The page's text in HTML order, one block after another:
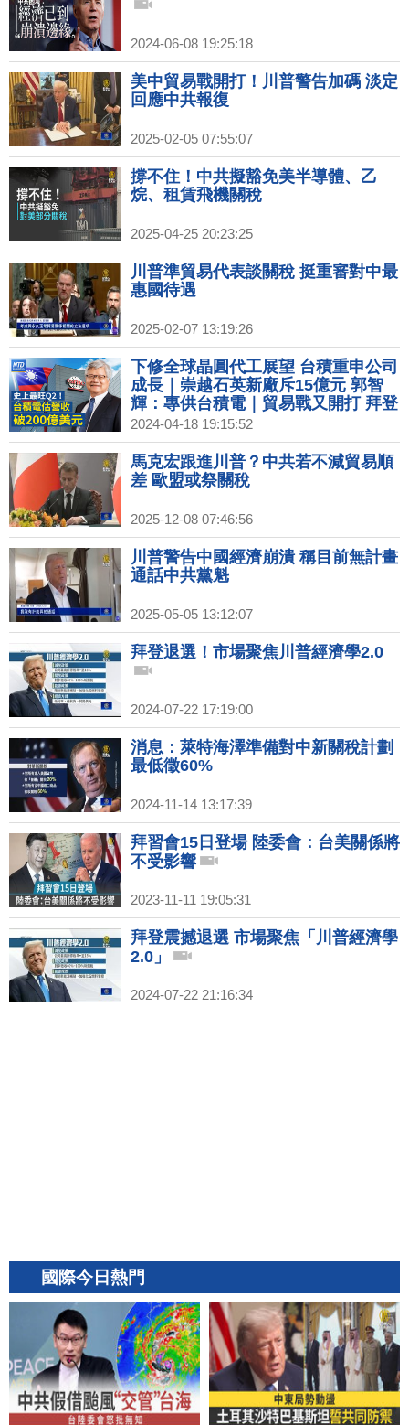
2024-06-08 19:25:18
美中貿易戰開打！川普警告加碼 淡定
回應中共報復
2025-02-05 07:55:07
撐不住！中共擬豁免美半導體、乙
烷、租賃飛機關稅
2025-04-25 20:23:25
川普準貿易代表談關稅 挺重審對中最
惠國待遇
2025-02-07 13:19:26
下修全球晶圓代工展望 台積重申公司
成長｜崇越石英新廠斥15億元 郭智
輝：專供台積電｜貿易戰又開打 拜登
擬提高陸鋼鋁關稅｜中國歐盟商會：
歐中可能爆發全面貿易戰
2024-04-18 19:15:52
馬克宏跟進川普？中共若不減貿易順
差 歐盟或祭關稅
2025-12-08 07:46:56
川普警告中國經濟崩潰 稱目前無計畫
通話中共黨魁
2025-05-05 13:12:07
拜登退選！市場聚焦川普經濟學2.0
2024-07-22 17:19:00
消息：萊特海澤準備對中新關稅計劃
最低徵60%
2024-11-14 13:17:39
拜習會15日登場 陸委會：台美關係將
不受影響
2023-11-11 19:05:31
拜登震撼退選 市場聚焦「川普經濟學
2.0」
2024-07-22 21:16:34
國際今日熱門